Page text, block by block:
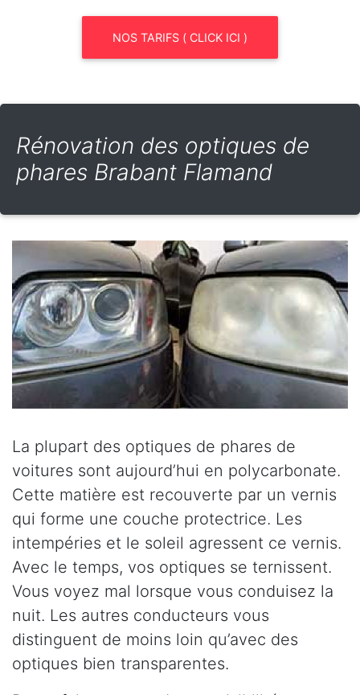
NOS TARIFS ( CLICK ICI )
Rénovation des optiques de
phares Brabant Flamand
La plupart des optiques de phares de
voitures sont aujourd’hui en polycarbonate.
Cette matière est recouverte par un vernis
qui forme une couche protectrice. Les
intempéries et le soleil agressent ce vernis.
Avec le temps, vos optiques se ternissent.
Vous voyez mal lorsque vous conduisez la
nuit. Les autres conducteurs vous
distinguent de moins loin qu’avec des
optiques bien transparentes.